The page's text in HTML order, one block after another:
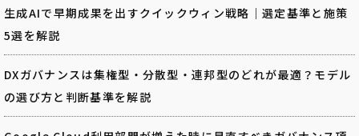
生成AIで早期成果を出すクイックウィン戦略｜選定基準と施策
5選を解説
DXガバナンスは集権型・分散型・連邦型のどれが最適？モデル
の選び方と判断基準を解説